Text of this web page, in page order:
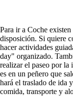
Para ir a Coche
disposición. Si quiere
hacer actividades
day" organizado.
realizar el paseo por la
es en un peñero que
hará el traslado de ida
comida, transporte y